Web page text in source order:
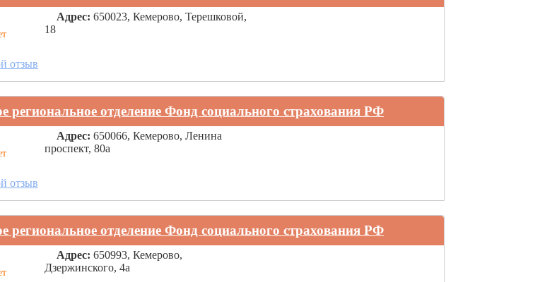
Адрес: 650023, Кемерово, Терешковой,
18
отзыв
региональное отделение Фонд социального страхования РФ
Адрес: 650066, Кемерово, Ленина
проспект, 80а
отзыв
региональное отделение Фонд социального страхования РФ
Адрес: 650993, Кемерово,
Дзержинского, 4а